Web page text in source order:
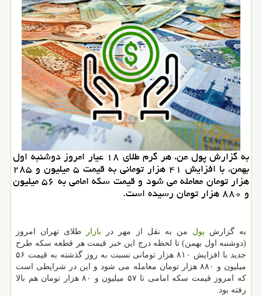
به گزارش پول من، هر گرم طلای ۱۸ عیار امروز دوشنبه اول
بهمن، با افزایش ۴۱ هزار تومانی به قیمت ۵ میلیون و ۲۸۵
هزار تومان معامله می شود و قیمت سکه امامی به ۵۶ میلیون
و ۸۸۰ هزار تومان رسیده است.
به گزارش پول من به نقل از مهر در بازار
طلای تهران امروز
(دوشنبه اول بهمن) تا لحظه درج این خبر قیمت هر قطعه سکه طرح
جدید با افزایش ۸۱۰ هزار تومانی نسبت به روز گذشته به قیمت ۵۶
میلیون و ۸۸۰ هزار تومان معامله می شود و این در شرایطی است
که امروز قیمت سکه امامی تا ۵۷ میلیون و ۸۰ هزار تومان هم بالا
رفته بود.